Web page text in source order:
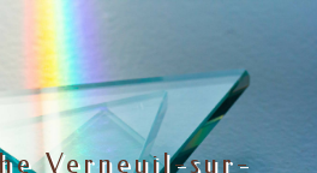
Verneuil-sur-